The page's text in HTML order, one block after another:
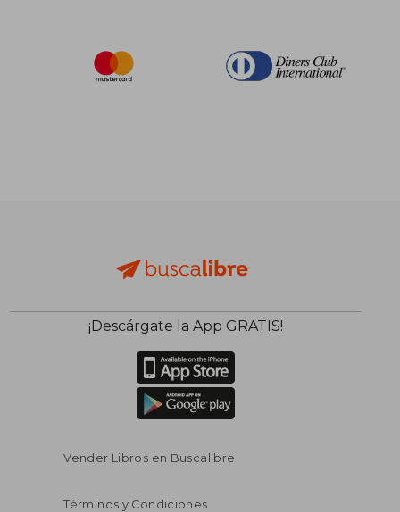
¡Descárgate la App GRATIS!
Vender Libros en Buscalibre
Términos y Condiciones